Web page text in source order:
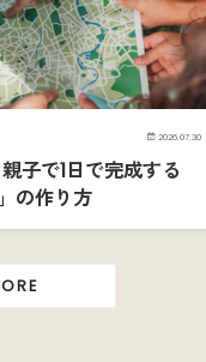
2026.07.30
子で1日で完成する
の作り方